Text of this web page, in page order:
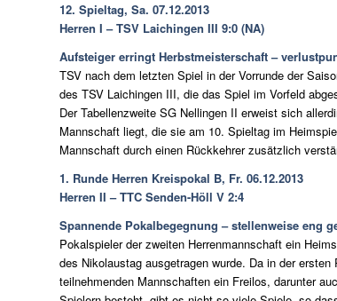
12. Spieltag, Sa. 07.12.2013
Herren I – TSV Laichingen III 9:0 (NA)
Aufsteiger erringt Herbstmeisterschaft –
TSV nach dem letzten Spiel in der Vorrunde der
des TSV Laichingen III, die das Spiel im Vorfeld
Der Tabellenzweite SG Nellingen II erweist sich
Mannschaft liegt, die sie am 10. Spieltag im
Mannschaft durch einen Rückkehrer zusätzlich
1. Runde Herren Kreispokal B, Fr. 06.12.2013
Herren II – TTC Senden-Höll V 2:4
Spannende Pokalbegegnung – stellenweise eng
Pokalspieler der zweiten Herrenmannschaft ein
des Nikolaustag ausgetragen wurde. Da in der
teilnehmenden Mannschaften ein Freilos, darunter